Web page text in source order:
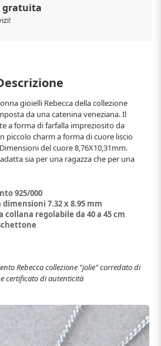
gratuita
gioielli Rebecca della collezione
da una catenina veneziana. Il
a forma di farfalla impreziosito da
piccolo charm a forma di cuore liscio
del cuore 8,76X10,31mm.
sia per una ragazza che per una
925/000
7.32 x 8.95 mm
collana regolabile da 40 a 45 cm
Rebecca collezione "jolie" corredato di
certificato di autenticità